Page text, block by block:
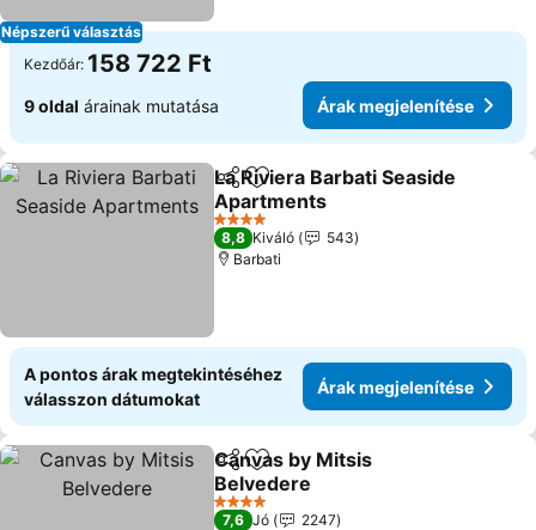
Népszerű választás
Kezdőár: 158 722 Ft
9 oldal árainak mutatása Árak megjelenítése
Megosztás
Hozzáadás a kedvencekhez
La Riviera Barbati Seaside
Apartments
Árak megjelenítése
4 Kategória
8,8 Kiváló
543
Barbati
A pontos árak megtekintéséhez
válasszon dátumokat
Árak megjelenítése
Megosztás
Hozzáadás a kedvencekhez
Canvas by Mitsis
Belvedere
Árak megjelenítése
4 Kategória
7,6 Jó
2247